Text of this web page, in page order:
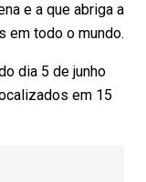
e a que abriga a
em todo o mundo.
dia 5 de junho
em 15